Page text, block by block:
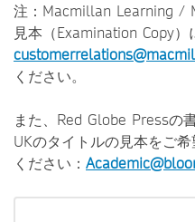
注：Macmillan Learning /
見本（Examination Copy）
ください。
また、Red Globe Press
UKのタイトルの見本をご
ください：